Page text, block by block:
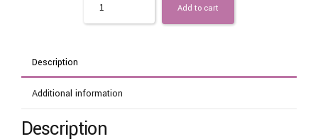
Add to cart
Description
Additional information
Description